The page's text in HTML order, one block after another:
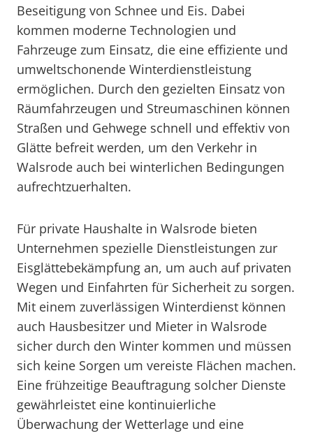
Beseitigung von Schnee und Eis. Dabei
kommen moderne Technologien und
Fahrzeuge zum Einsatz, die eine effiziente und
umweltschonende Winterdienstleistung
ermöglichen. Durch den gezielten Einsatz von
Räumfahrzeugen und Streumaschinen können
Straßen und Gehwege schnell und effektiv von
Glätte befreit werden, um den Verkehr in
Walsrode auch bei winterlichen Bedingungen
aufrechtzuerhalten.
Für private Haushalte in Walsrode bieten
Unternehmen spezielle Dienstleistungen zur
Eisglättebekämpfung an, um auch auf privaten
Wegen und Einfahrten für Sicherheit zu sorgen.
Mit einem zuverlässigen Winterdienst können
auch Hausbesitzer und Mieter in Walsrode
sicher durch den Winter kommen und müssen
sich keine Sorgen um vereiste Flächen machen.
Eine frühzeitige Beauftragung solcher Dienste
gewährleistet eine kontinuierliche
Überwachung der Wetterlage und eine